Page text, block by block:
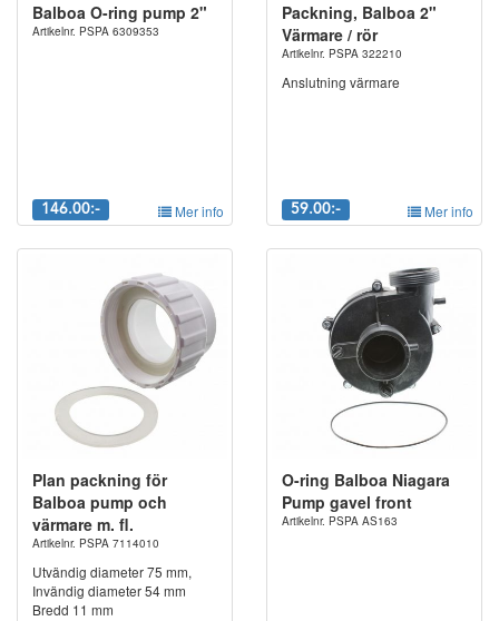
Balboa O-ring pump 2"
Artikelnr. PSPA 6309353
146.00:- Mer info
Packning, Balboa 2"
Värmare / rör
Artikelnr. PSPA 322210
Anslutning värmare
59.00:- Mer info
Plan packning för
Balboa pump och
värmare m. fl.
Artikelnr. PSPA 7114010
Utvändig diameter 75 mm,
Invändig diameter 54 mm
Bredd 11 mm
O-ring Balboa Niagara
Pump gavel front
Artikelnr. PSPA AS163